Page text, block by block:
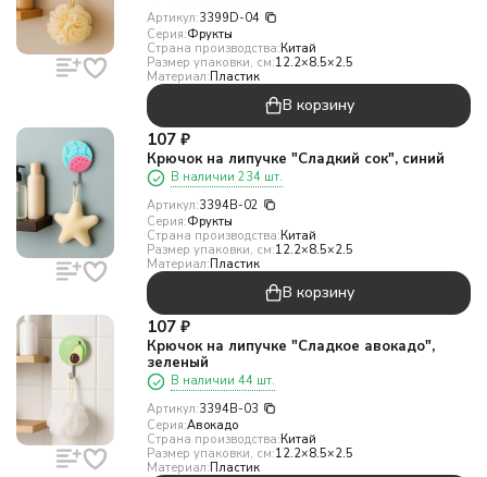
Артикул:3399D-04
Серия:Фрукты
Страна производства:Китай
Размер упаковки, см:12.2×8.5×2.5
Материал:Пластик
В корзину
107 ₽
Крючок на липучке "Сладкий сок", синий
В наличии 234 шт.
Артикул:3394B-02
Серия:Фрукты
Страна производства:Китай
Размер упаковки, см:12.2×8.5×2.5
Материал:Пластик
В корзину
107 ₽
Крючок на липучке "Сладкое авокадо",
зеленый
В наличии 44 шт.
Артикул:3394B-03
Серия:Авокадо
Страна производства:Китай
Размер упаковки, см:12.2×8.5×2.5
Материал:Пластик